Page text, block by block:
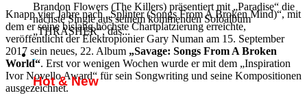
Knapp vier Jahre nach „Splinter (Songs From A Broken Mind)“, mit
dem er seine bislang höchste Chartplatzierung erreichte,
veröffentlicht der Elektropionier Gary Numan am 15. September
2017 sein neues, 22. Album „Savage: Songs From A Broken
World“. Erst vor wenigen Wochen wurde er mit dem „Inspiration
Ivor Novello Award“ für sein Songwriting und seine Kompositionen
ausgezeichnet.
Brandon Flowers (The Killers) präsentiert mit „Paradise“ die
nächste Single aus seinem kommenden Soloalbum
„THRASHER“, das...
Hot & New